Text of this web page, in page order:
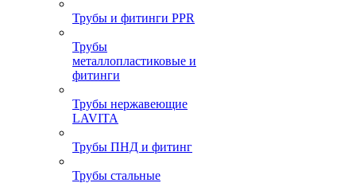
Трубы и фитинги PPR
Трубы
металлопластиковые и
фитинги
Трубы нержавеющие
LAVITA
Трубы ПНД и фитинг
Трубы стальные